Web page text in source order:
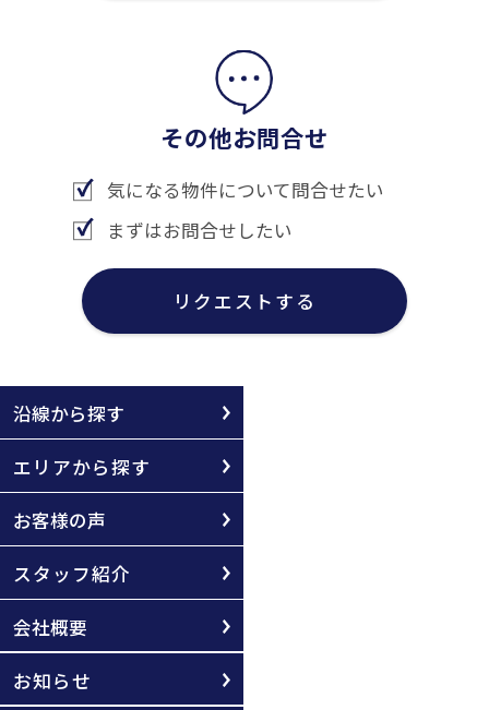
その他お問合せ
気になる物件について問合せたい
まずはお問合せしたい
リクエストする
沿線から探す
エリアから探す
お客様の声
スタッフ紹介
会社概要
お知らせ